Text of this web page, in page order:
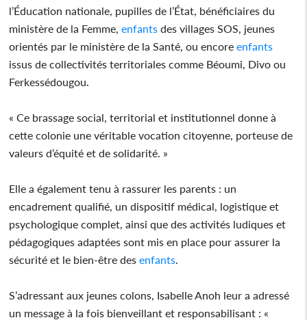
l’Éducation nationale, pupilles de l’État, bénéficiaires du
ministère de la Femme, enfants des villages SOS, jeunes
orientés par le ministère de la Santé, ou encore enfants
issus de collectivités territoriales comme Béoumi, Divo ou
Ferkessédougou.
« Ce brassage social, territorial et institutionnel donne à
cette colonie une véritable vocation citoyenne, porteuse de
valeurs d’équité et de solidarité. »
Elle a également tenu à rassurer les parents : un
encadrement qualifié, un dispositif médical, logistique et
psychologique complet, ainsi que des activités ludiques et
pédagogiques adaptées sont mis en place pour assurer la
sécurité et le bien-être des enfants
S’adressant aux jeunes colons, Isabelle Anoh leur a adressé
un message à la fois bienveillant et responsabilisant : «